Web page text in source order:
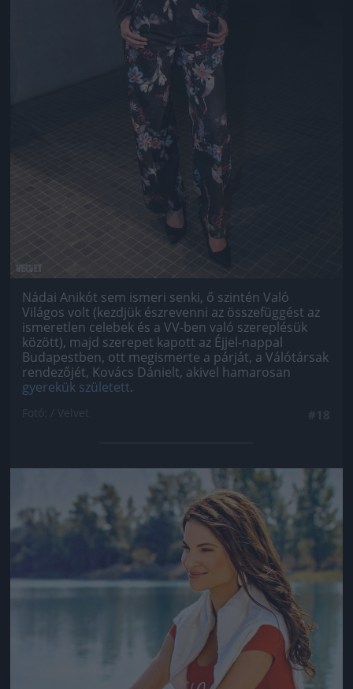
Nádai Anikót sem ismeri senki, ő szintén Való
Világos volt (kezdjük észrevenni az összefüggést az
ismeretlen celebek és a VV-ben való szereplésük
között), majd szerepet kapott az Éjjel-nappal
Budapestben, ott megismerte a párját, a Válótársak
rendezőjét, Kovács Dánielt, akivel hamarosan
gyerekük született.
Jön még kép!